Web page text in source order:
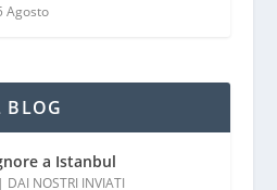
Agosto
BLOG
a Istanbul
DAI NOSTRI INVIATI